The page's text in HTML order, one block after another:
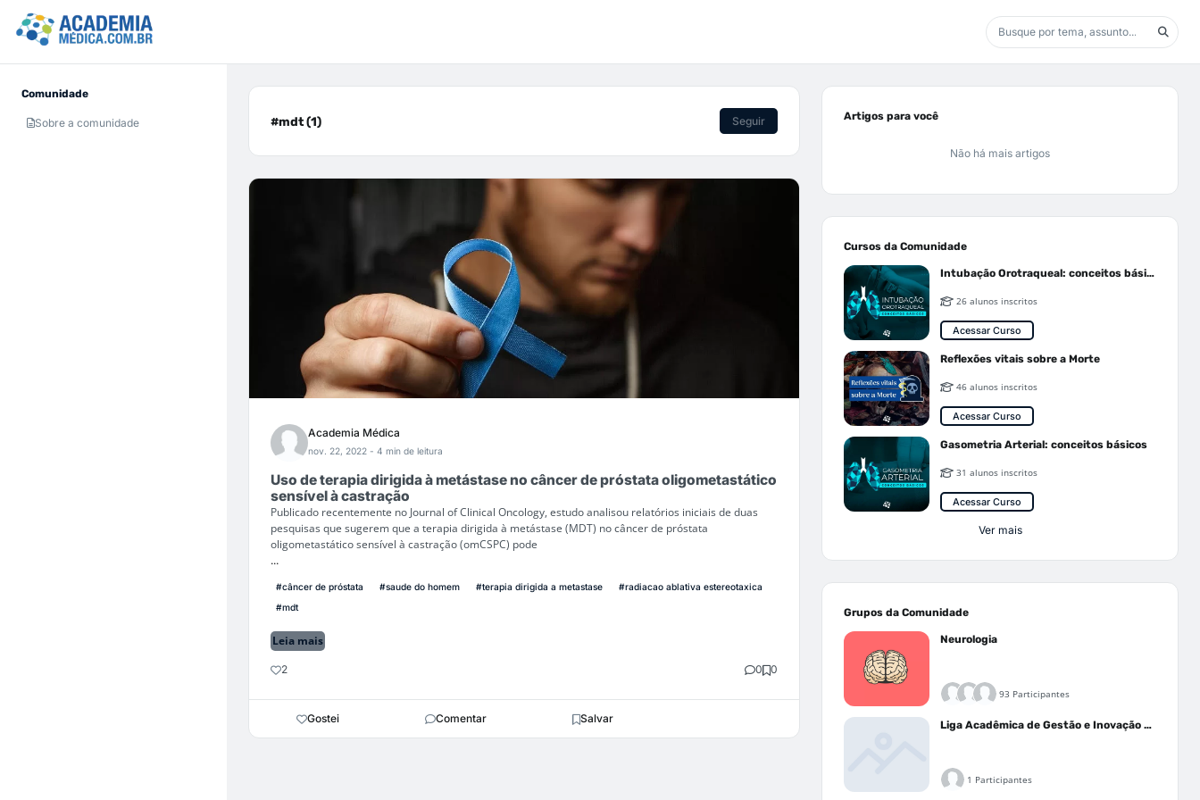
Comunidade
Sobre a comunidade #mdt (1) Seguir
Academia Médica
nov. 22, 2022 - 4 min de leitura
Uso de terapia dirigida à metástase no câncer de próstata oligometastático
sensível à castração
Publicado recentemente no Journal of Clinical Oncology, estudo analisou relatórios iniciais de duas
pesquisas que sugerem que a terapia dirigida à metástase (MDT) no câncer de próstata
oligometastático sensível à castração (omCSPC) pode
...
#câncer de próstata #saude do homem #terapia dirigida a metastase
#radiacao ablativa estereotaxica
#mdt
Leia mais
2 0 0
Gostei Comentar Salvar
Artigos para você
Não há mais artigos
Cursos da Comunidade
Intubação Orotraqueal: conceitos básicos
26 alunos inscritos
Acessar Curso
Reflexões vitais sobre a Morte
46 alunos inscritos
Acessar Curso
Gasometria Arterial: conceitos básicos
31 alunos inscritos
Acessar Curso
Ver mais
Grupos da Comunidade
Neurologia
93 Participantes
Liga Acadêmica de Gestão e Inovação Médica - LAGIM
1 Participantes